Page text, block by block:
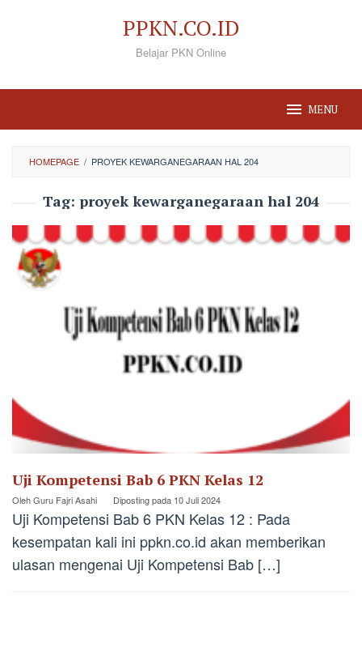
PPKN.CO.ID
Belajar PKN Online
MENU
HOMEPAGE / PROYEK KEWARGANEGARAAN HAL 204
Tag: proyek kewarganegaraan hal 204
Uji Kompetensi Bab 6 PKN Kelas 12
OlehGuru Fajri Asahi Diposting pada 10 Juli 2024
Uji Kompetensi Bab 6 PKN Kelas 12 : Pada
kesempatan kali ini ppkn.co.id akan memberikan
ulasan mengenai Uji Kompetensi Bab […]